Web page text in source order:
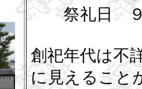
祭礼日 ９
創祀年代は不
に見えること